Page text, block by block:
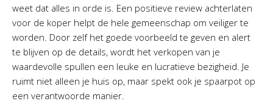
weet dat alles in orde is. Een positieve review achterlaten
voor de koper helpt de hele gemeenschap om veiliger te
worden. Door zelf het goede voorbeeld te geven en alert
te blijven op de details, wordt het verkopen van je
waardevolle spullen een leuke en lucratieve bezigheid. Je
ruimt niet alleen je huis op, maar spekt ook je spaarpot op
een verantwoorde manier.